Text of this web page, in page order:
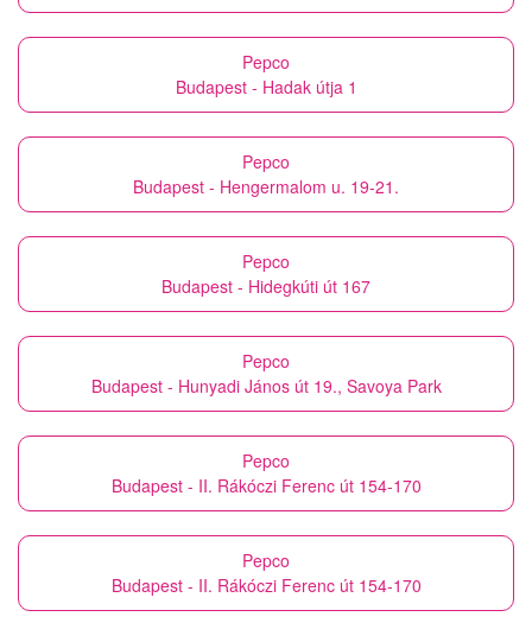
Pepco
Budapest - Hadak útja 1
Pepco
Budapest - Hengermalom u. 19-21.
Pepco
Budapest - Hidegkúti út 167
Pepco
Budapest - Hunyadi János út 19., Savoya Park
Pepco
Budapest - II. Rákóczi Ferenc út 154-170
Pepco
Budapest - II. Rákóczi Ferenc út 154-170